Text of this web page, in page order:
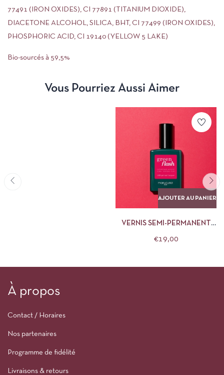
77491 (IRON OXIDES), CI 77891 (TITANIUM DIOXIDE),
DIACETONE ALCOHOL, SILICA, BHT, CI 77499 (IRON OXIDES),
PHOSPHORIC ACID, CI 19140 (YELLOW 5 LAKE)
Bio-sourcés à 59,5%
Vous Pourriez Aussi Aimer
AJOUTER AU PANIER
VERNIS SEMI-PERMANENT
€19,00
À propos
Contact / Horaires
Nos partenaires
Programme de fidélité
Livraisons & retours